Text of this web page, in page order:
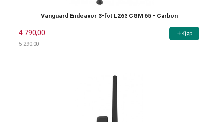
Vanguard Endeavor 3-fot L263 CGM 65 - Carbon
4 790,00
5 290,00
Kjøp